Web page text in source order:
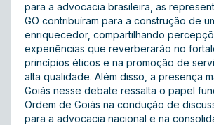
para a advocacia brasileira, as
GO contribuíram para a construção de
enriquecedor, compartilhando
experiências que reverberarão no
princípios éticos e na promoção de
alta qualidade. Além disso, a presença
Goiás nesse debate ressalta o papel
Ordem de Goiás na condução de
para a advocacia nacional e na